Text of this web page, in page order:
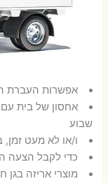
אפשרות העברת
אחסון של בית
שבוע
ו/או לא מעט
כדי לקבל הצעה
מוצרי אריזה בגן